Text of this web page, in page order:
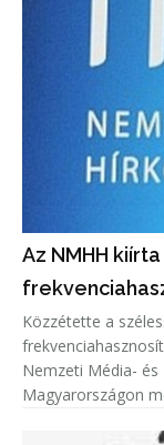
Az NMHH
Közzétette a
Nemzeti Média- és
Magyarországon